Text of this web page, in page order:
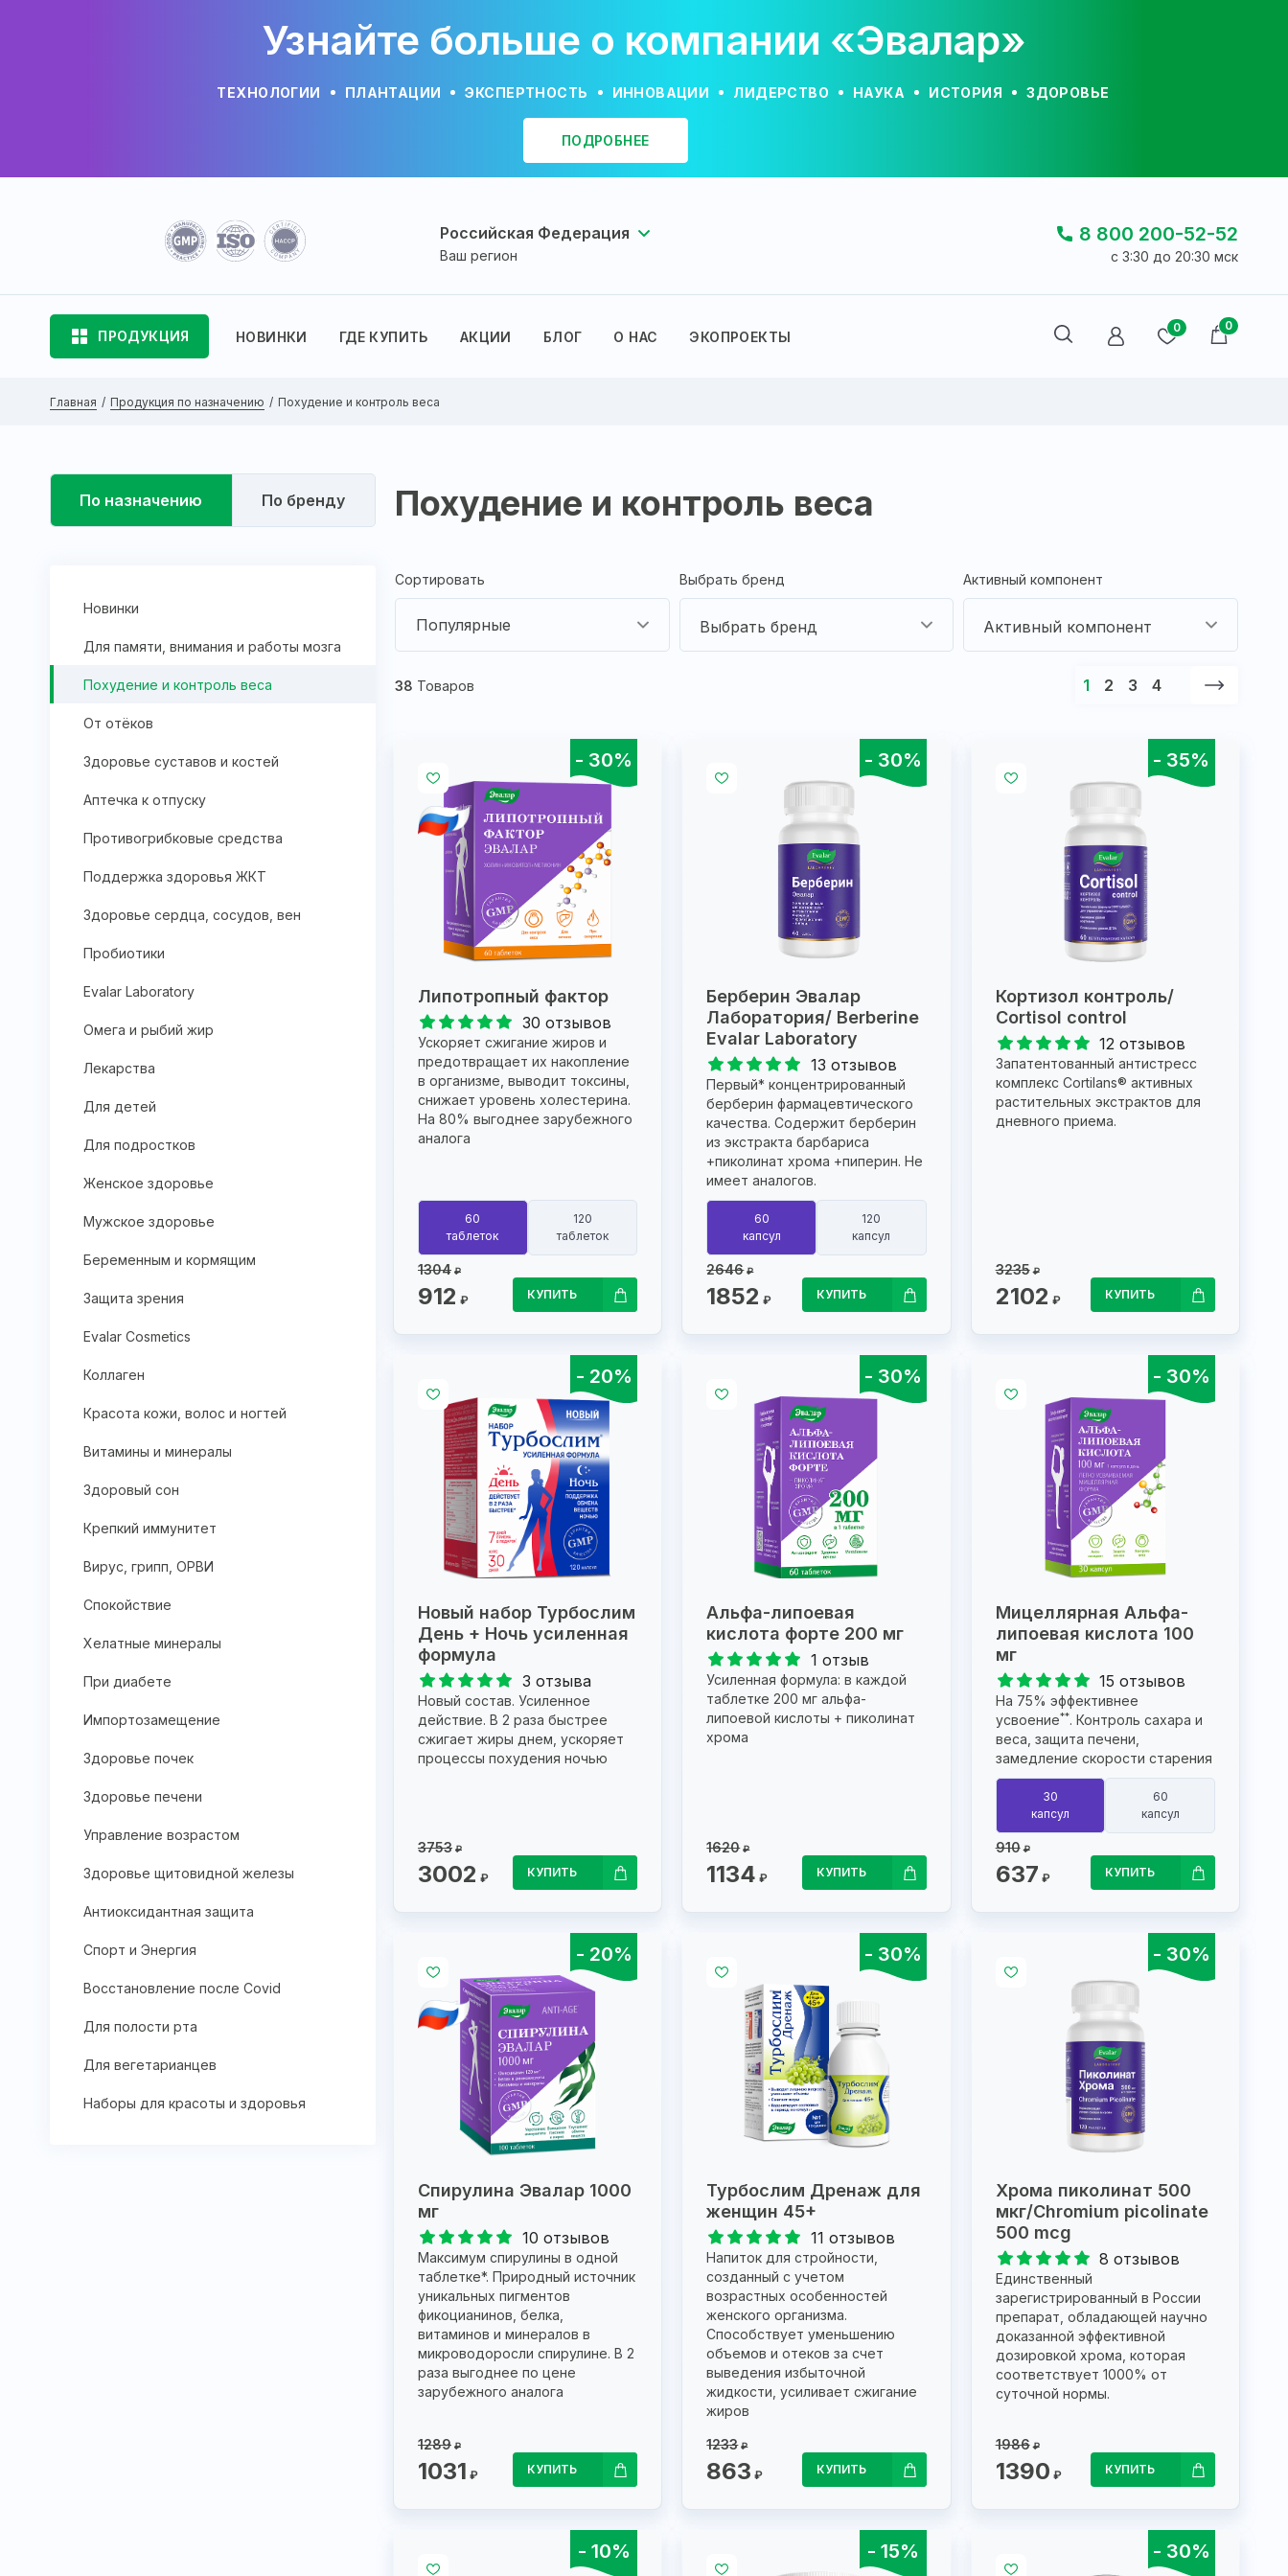
Узнайте больше о компании «Эвалар»
ТЕХНОЛОГИИ ПЛАНТАЦИИ ЭКСПЕРТНОСТЬ ИННОВАЦИИ ЛИДЕРСТВО НАУКА ИСТОРИЯ ЗДОРОВЬЕ
ПОДРОБНЕЕ
Российская Федерация
Ваш регион
8 800 200-52-52
c 3:30 до 20:30 мск
ПРОДУКЦИЯ НОВИНКИ ГДЕ КУПИТЬ АКЦИИ БЛОГ О НАС ЭКОПРОЕКТЫ
0 0
Главная Продукция по назначению Похудение и контроль веса
По назначению По бренду
Новинки
Для памяти, внимания и работы мозга
Похудение и контроль веса
От отёков
Здоровье суставов и костей
Аптечка к отпуску
Противогрибковые средства
Поддержка здоровья ЖКТ
Здоровье сердца, сосудов, вен
Пробиотики
Evalar Laboratory
Омега и рыбий жир
Лекарства
Для детей
Для подростков
Женское здоровье
Мужское здоровье
Беременным и кормящим
Защита зрения
Evalar Cosmetics
Коллаген
Красота кожи, волос и ногтей
Витамины и минералы
Здоровый сон
Крепкий иммунитет
Вирус, грипп, ОРВИ
Спокойствие
Хелатные минералы
При диабете
Импортозамещение
Здоровье почек
Здоровье печени
Управление возрастом
Здоровье щитовидной железы
Антиоксидантная защита
Спорт и Энергия
Восстановление после Covid
Для полости рта
Для вегетарианцев
Наборы для красоты и здоровья
Сортировать
Популярные
Выбрать бренд Активный компонент
Похудение и контроль веса
38 Товаров 1 2 3 4
- 30%
Липотропный фактор
30 отзывов
Ускоряет сжигание жиров и
предотвращает их накопление
в организме, выводит токсины,
снижает уровень холестерина.
На 80% выгоднее зарубежного
аналога
60
таблеток
120
таблеток
1304 ₽
912 ₽ КУПИТЬ
- 30%
Берберин Эвалар
Лаборатория/ Berberine
Evalar Laboratory
13 отзывов
Первый* концентрированный
берберин фармацевтического
качества. Содержит берберин
из экстракта барбариса
+пиколинат хрома +пиперин. Не
имеет аналогов.
60
капсул
120
капсул
2646 ₽
1852 ₽ КУПИТЬ
- 35%
Кортизол контроль/
Cortisol control
12 отзывов
Запатентованный антистресс
комплекс Cortilans® активных
растительных экстрактов для
дневного приема.
3235 ₽
2102 ₽ КУПИТЬ
- 20%
Новый набор Турбослим
День + Ночь усиленная
формула
3 отзыва
Новый состав. Усиленное
действие. В 2 раза быстрее
сжигает жиры днем, ускоряет
процессы похудения ночью
3753 ₽
3002 ₽ КУПИТЬ
- 30%
Альфа-липоевая
кислота форте 200 мг
1 отзыв
Усиленная формула: в каждой
таблетке 200 мг альфа-
липоевой кислоты + пиколинат
хрома
1620 ₽
1134 ₽ КУПИТЬ
- 30%
Мицеллярная Альфа-
липоевая кислота 100
мг
15 отзывов
На 75% эффективнее
усвоение**. Контроль сахара и
веса, защита печени,
замедление скорости старения
30
капсул
60
капсул
910 ₽
637 ₽ КУПИТЬ
- 20%
Спирулина Эвалар 1000
мг
10 отзывов
Максимум спирулины в одной
таблетке*. Природный источник
уникальных пигментов
фикоцианинов, белка,
витаминов и минералов в
микроводоросли спирулине. В 2
раза выгоднее по цене
зарубежного аналога
1289 ₽
1031 ₽ КУПИТЬ
- 30%
Турбослим Дренаж для
женщин 45+
11 отзывов
Напиток для стройности,
созданный с учетом
возрастных особенностей
женского организма.
Способствует уменьшению
объемов и отеков за счет
выведения избыточной
жидкости, усиливает сжигание
жиров
1233 ₽
863 ₽ КУПИТЬ
- 30%
Хрома пиколинат 500
мкг/Сhromium picolinate
500 mcg
8 отзывов
Единственный
зарегистрированный в России
препарат, обладающей научно
доказанной эффективной
дозировкой хрома, которая
соответствует 1000% от
суточной нормы.
1986 ₽
1390 ₽ КУПИТЬ
- 10% - 15% - 30%